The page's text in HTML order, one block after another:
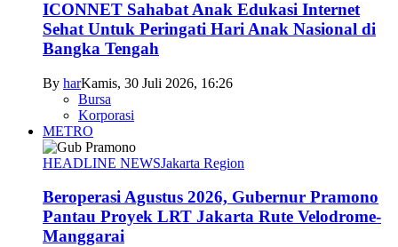
ICONNET Sahabat Anak Edukasi Internet
Sehat Untuk Peringati Hari Anak Nasional di
Bangka Tengah
By harKamis, 30 Juli 2026, 16:26
Bursa
Korporasi
METRO
HEADLINE NEWSJakarta Region
Beroperasi Agustus 2026, Gubernur Pramono
Pantau Proyek LRT Jakarta Rute Velodrome-
Manggarai